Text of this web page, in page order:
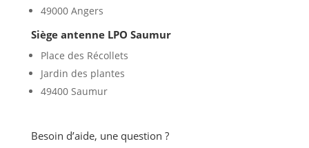
49000 Angers
Siège antenne LPO Saumur
Place des Récollets
Jardin des plantes
49400 Saumur
Besoin d’aide, une question ?